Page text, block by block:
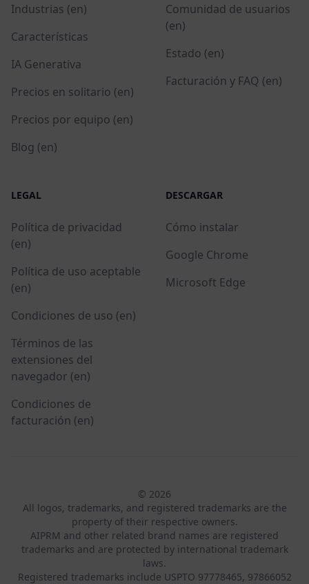
Industrias (en)
Características
IA Generativa
Precios en solitario (en)
Precios por equipo (en)
Blog (en)
Comunidad de usuarios
(en)
Estado (en)
Facturación y FAQ (en)
LEGAL
Política de privacidad
(en)
Política de uso aceptable
(en)
Condiciones de uso (en)
Términos de las
extensiones del
navegador (en)
Condiciones de
facturación (en)
DESCARGAR
Cómo instalar
Google Chrome
Microsoft Edge
© 2026
All logos, trademarks, and registered trademarks are the
property of their respective owners.
AIPRM and other related brand names are registered
trademarks and are protected by international trademark
laws.
Registered trademarks include USPTO 97778465, 97866052